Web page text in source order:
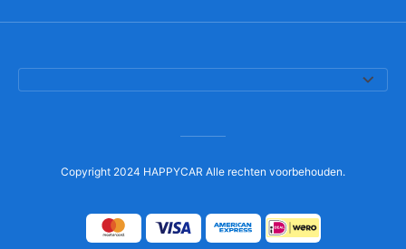
Copyright 2024 HAPPYCAR Alle rechten voorbehouden.